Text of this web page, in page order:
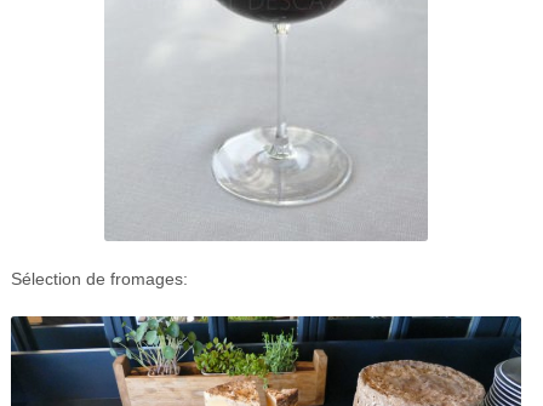
Sélection de fromages: